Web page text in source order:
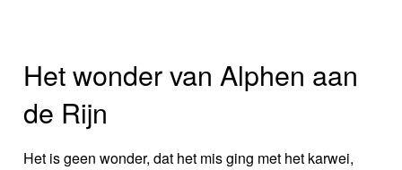
Het wonder van Alphen aan
de Rijn
Het is geen wonder, dat het mis ging met het karwei,